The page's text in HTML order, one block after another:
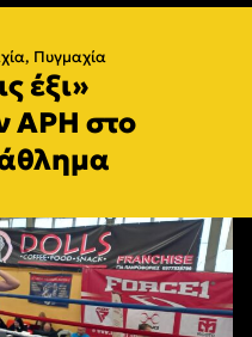
, Πυγμαχία
έξι»
ΑΡΗ στο